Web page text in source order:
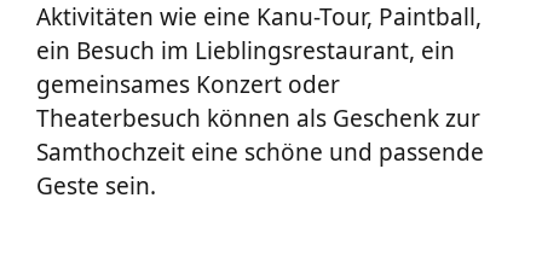
Aktivitäten wie eine Kanu-Tour, Paintball,
ein Besuch im Lieblingsrestaurant, ein
gemeinsames Konzert oder
Theaterbesuch können als Geschenk zur
Samthochzeit eine schöne und passende
Geste sein.